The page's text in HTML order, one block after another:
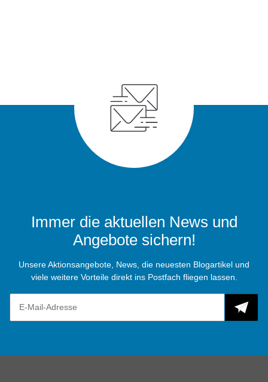
Immer die aktuellen News und
Angebote sichern!
Unsere Aktionsangebote, News, die neuesten Blogartikel und
viele weitere Vorteile direkt ins Postfach fliegen lassen.